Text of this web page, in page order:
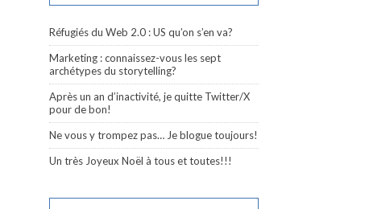
Réfugiés du Web 2.0 : US qu’on s’en va?
Marketing : connaissez-vous les sept
archétypes du storytelling?
Après un an d’inactivité, je quitte Twitter/X
pour de bon!
Ne vous y trompez pas… Je blogue toujours!
Un très Joyeux Noël à tous et toutes!!!